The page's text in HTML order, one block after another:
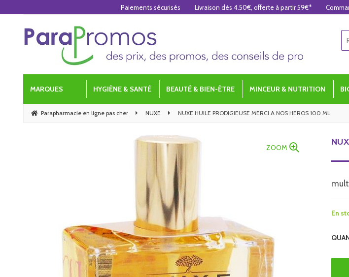
MARQUES HYGIÈNE & SANTÉ BEAUTÉ & BIEN-ÊTRE MINCEUR & NUTRITION
Parapharmacie en ligne pas cher NUXE NUXE HUILE PRODIGIEUSE MERCI A NOS HEROS 100 ML
ZOOM
En
Paiements sécurisés Livraison dès 4.50€, offerte à partir 59€*